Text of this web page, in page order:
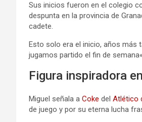
Sus inicios fueron en el colegio
despunta en la provincia de
cadete.
Esto solo era el inicio, años más
jugamos partido el fin de
Figura inspiradora
Miguel señala a Coke del Atlético
de juego y por su eterna lucha